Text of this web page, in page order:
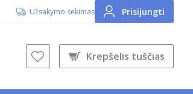
Užsakymo sekimas Prisijungti
Krepšelis tuščias